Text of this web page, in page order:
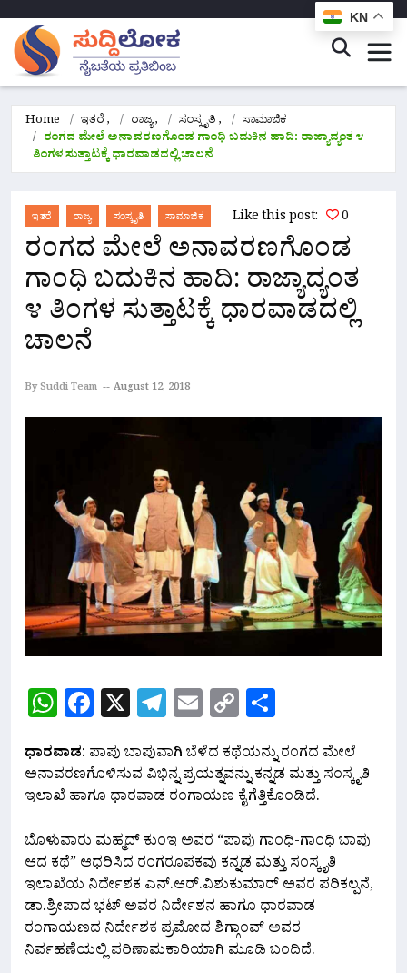
Home ಇತರೆ, ರಾಜ್ಯ, ಸಂಸ್ಕೃತಿ,
ಸಾಮಾಜಿಕ
ರಂಗದ ಮೇಲೆ ಅನಾವರಣಗೊಂಡ ಗಾಂಧಿ ಬದುಕಿನ ಹಾದಿ: ರಾಜ್ಯಾದ್ಯಂತ ೪
ತಿಂಗಳ ಸುತ್ತಾಟಕ್ಕೆ ಧಾರವಾಡದಲ್ಲಿ ಚಾಲನೆ
ಇತರೆ ರಾಜ್ಯ ಸಂಸ್ಕೃತಿ ಸಾಮಾಜಿಕ Like this post: 0
ರಂಗದ ಮೇಲೆ ಅನಾವರಣಗೊಂಡ
ಗಾಂಧಿ ಬದುಕಿನ ಹಾದಿ: ರಾಜ್ಯಾದ್ಯಂತ
೪ ತಿಂಗಳ ಸುತ್ತಾಟಕ್ಕೆ ಧಾರವಾಡದಲ್ಲಿ
ಚಾಲನೆ
By Suddi Team August 12, 2018
WhatsApp
Facebook
X Telegram
Email
Copy
Link
ಧಾರವಾಡ: ಪಾಪು ಬಾಪುವಾಗಿ ಬೆಳೆದ ಕಥೆಯನ್ನು ರಂಗದ ಮೇಲೆ
ಅನಾವರಣಗೊಳಿಸುವ ವಿಭಿನ್ನ ಪ್ರಯತ್ನವನ್ನು ಕನ್ನಡ ಮತ್ತು ಸಂಸ್ಕೃತಿ
ಇಲಾಖೆ ಹಾಗೂ ಧಾರವಾಡ ರಂಗಾಯಣ ಕೈಗೆತ್ತಿಕೊಂಡಿದೆ.
ಬೊಳುವಾರು ಮಹ್ಮದ್ ಕುಂಇ ಅವರ “ಪಾಪು ಗಾಂಧಿ-ಗಾಂಧಿ ಬಾಪು
ಆದ ಕಥೆ” ಆಧರಿಸಿದ ರಂಗರೂಪಕವು ಕನ್ನಡ ಮತ್ತು ಸಂಸ್ಕೃತಿ
ಇಲಾಖೆಯ ನಿರ್ದೇಶಕ ಎನ್.ಆರ್.ವಿಶುಕುಮಾರ್ ಅವರ ಪರಿಕಲ್ಪನೆ,
ಡಾ.ಶ್ರೀಪಾದ ಭಟ್ ಅವರ ನಿರ್ದೇಶನ ಹಾಗೂ ಧಾರವಾಡ
ರಂಗಾಯಣದ ನಿರ್ದೇಶಕ ಪ್ರಮೋದ ಶಿಗ್ಗಾಂವ್ ಅವರ
ನಿರ್ವಹಣೆಯಲ್ಲಿ ಪರಿಣಾಮಕಾರಿಯಾಗಿ ಮೂಡಿ ಬಂದಿದೆ.
KN